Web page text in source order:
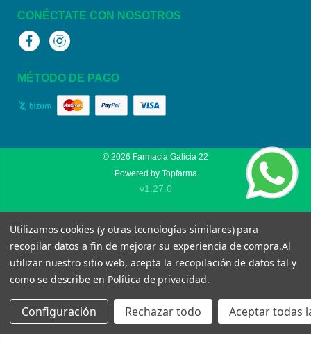
CONÉCTATE CON NOSOTROS
FacebookInstagram
MÉTODO DE PAGO
© 2026 Farmacia Galicia 22
Powered by Topfarma
v1.27.0
Utilizamos cookies (y otras tecnologías similares) para
recopilar datos a fin de mejorar su experiencia de compra.Al
utilizar nuestro sitio web, acepta la recopilación de datos tal y
como se describe en Política de privacidad.
Configuración Rechazar todo Aceptar todas